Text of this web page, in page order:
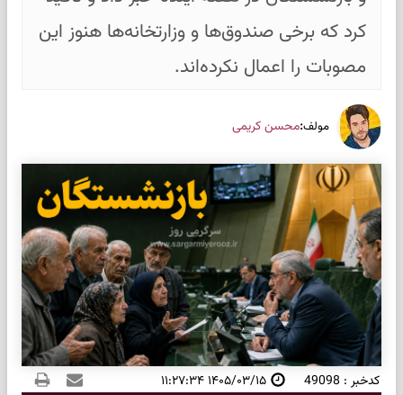
کرد که برخی صندوق‌ها و وزارتخانه‌ها هنوز این
مصوبات را اعمال نکرده‌اند.
مولف:محسن کریمی
کدخبر : 49098 ۱۴۰۵/۰۳/۱۵ ۱۱:۲۷:۳۴